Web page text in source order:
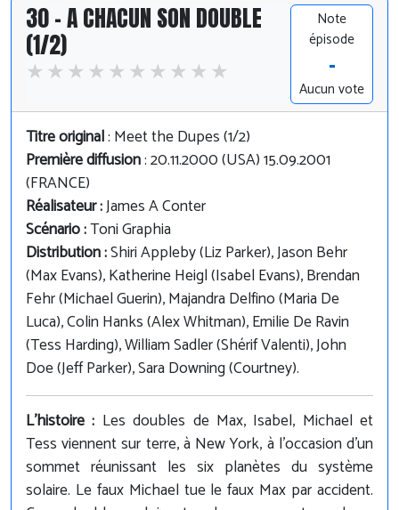
30 - A CHACUN SON DOUBLE
(1/2)
Note
épisode
-
Aucun vote
Titre original: Meet the Dupes (1/2)
Première diffusion: 20.11.2000 (USA) 15.09.2001
(FRANCE)
Réalisateur :James A Conter
Scénario :Toni Graphia
Distribution :Shiri Appleby (Liz Parker), Jason Behr
(Max Evans), Katherine Heigl (Isabel Evans), Brendan
Fehr (Michael Guerin), Majandra Delfino (Maria De
Luca), Colin Hanks (Alex Whitman), Emilie De Ravin
(Tess Harding), William Sadler (Shérif Valenti), John
Doe (Jeff Parker), Sara Downing (Courtney).
L'histoire : Les doubles de Max, Isabel, Michael et
Tess viennent sur terre, à New York, à l'occasion d'un
sommet réunissant les six planètes du système
solaire. Le faux Michael tue le faux Max par accident.